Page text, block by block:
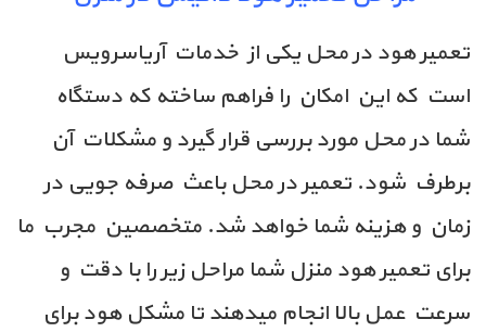
تعمیر هود در محل یکی از خدمات آریاسرویس
است که این امکان را فراهم ساخته که دستگاه
شما در محل مورد بررسی قرار گیرد و مشکلات آن
برطرف شود. تعمیر در محل باعث صرفه جویی در
زمان و هزینه شما خواهد شد. متخصصین مجرب ما
برای تعمیر هود منزل شما مراحل زیر را با دقت و
سرعت عمل بالا انجام میدهند تا مشکل هود برای